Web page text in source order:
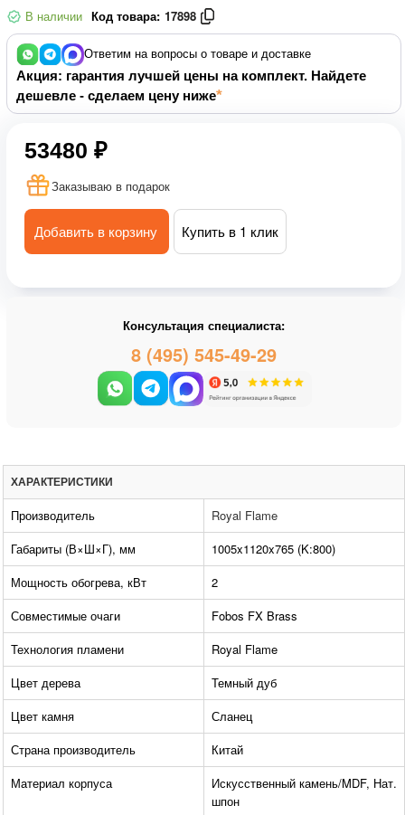
В наличии Код товара: 17898
Ответим на вопросы о товаре и доставке
Акция: гарантия лучшей цены на комплект. Найдете
дешевле - сделаем цену ниже
53480 ₽
Заказываю в подарок
Добавить в корзину Купить в 1 клик
Консультация специалиста:
8 (495) 545-49-29
ХАРАКТЕРИСТИКИ
Производитель
Royal Flame
Габариты (В×Ш×Г), мм
1005x1120x765 (K:800)
Мощность обогрева, кВт
2
Совместимые очаги
Fobos FX Brass
Технология пламени
Royal Flame
Цвет дерева
Темный дуб
Цвет камня
Сланец
Страна производитель
Китай
Материал корпуса
Искусственный камень/MDF, Нат.
шпон